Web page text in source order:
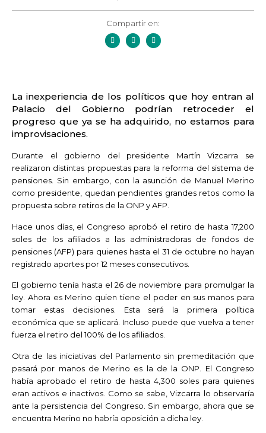
Compartir en:
La inexperiencia de los políticos que hoy entran al
Palacio del Gobierno podrían retroceder el
progreso que ya se ha adquirido, no estamos para
improvisaciones.
Durante el gobierno del presidente Martín Vizcarra se
realizaron distintas propuestas para la reforma del sistema de
pensiones. Sin embargo, con la asunción de Manuel Merino
como presidente, quedan pendientes grandes retos como la
propuesta sobre retiros de la ONP y AFP.
Hace unos días, el Congreso aprobó el retiro de hasta 17,200
soles de los afiliados a las administradoras de fondos de
pensiones (AFP) para quienes hasta el 31 de octubre no hayan
registrado aportes por 12 meses consecutivos.
El gobierno tenía hasta el 26 de noviembre para promulgar la
ley. Ahora es Merino quien tiene el poder en sus manos para
tomar estas decisiones. Esta será la primera política
económica que se aplicará. Incluso puede que vuelva a tener
fuerza el retiro del 100% de los afiliados.
Otra de las iniciativas del Parlamento sin premeditación que
pasará por manos de Merino es la de la ONP. El Congreso
había aprobado el retiro de hasta 4,300 soles para quienes
eran activos e inactivos. Como se sabe, Vizcarra lo observaría
ante la persistencia del Congreso. Sin embargo, ahora que se
encuentra Merino no habría oposición a dicha ley.